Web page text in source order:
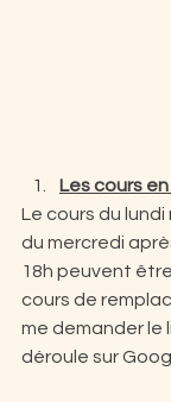
Les cours
Le cours du
du mercredi
18h peuvent
cours de
me demander le
déroule sur